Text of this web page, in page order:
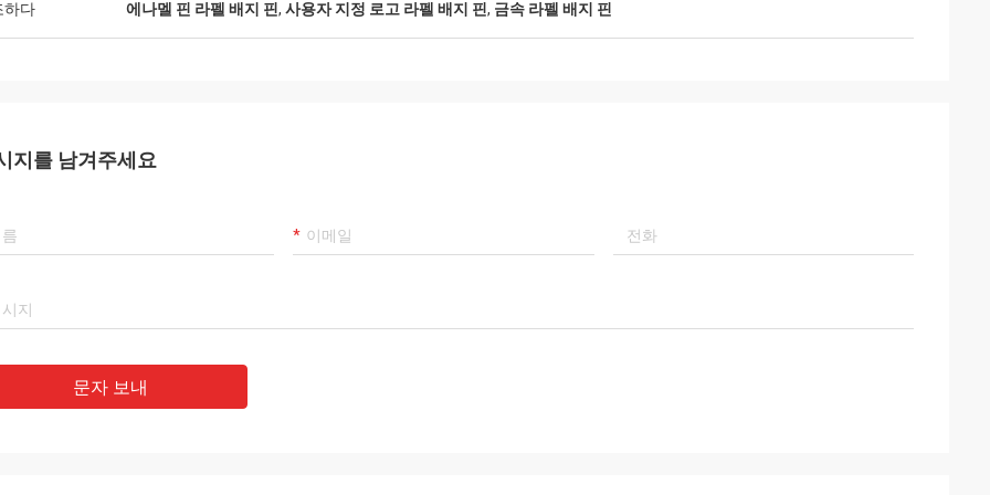
하다 에나멜 핀 라펠 배지 핀, 사용자 지정 로고 라펠 배지 핀, 금속 라펠 배지 핀
지를 남겨주세요
문자 보내